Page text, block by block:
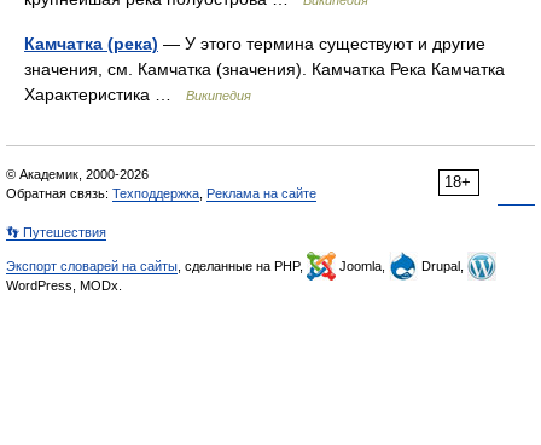
Камчатка (река) — У этого термина существуют и другие
значения, см. Камчатка (значения). Камчатка Река Камчатка
Характеристика …
Википедия
18+
© Академик, 2000-2026
Обратная связь: Техподдержка Реклама на сайте
👣 Путешествия
Экспорт словарей на сайты , сделанные на PHP, Joomla,
Drupal,
WordPress, MODx.